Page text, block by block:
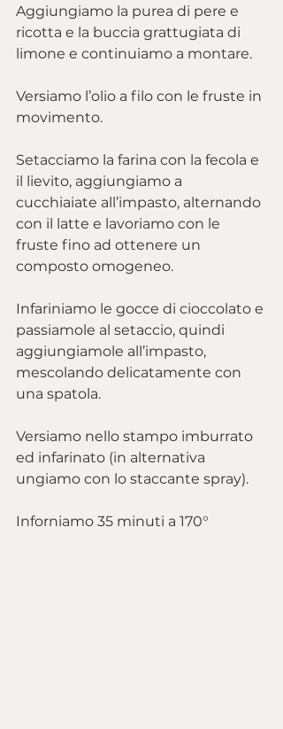
Aggiungiamo la purea di pere e
ricotta e la buccia grattugiata di
limone e continuiamo a montare.
Versiamo l’olio a filo con le fruste in
movimento.
Setacciamo la farina con la fecola e
il lievito, aggiungiamo a
cucchiaiate all’impasto, alternando
con il latte e lavoriamo con le
fruste fino ad ottenere un
composto omogeneo.
Infariniamo le gocce di cioccolato e
passiamole al setaccio, quindi
aggiungiamole all’impasto,
mescolando delicatamente con
una spatola.
Versiamo nello stampo imburrato
ed infarinato (in alternativa
ungiamo con lo staccante spray).
Inforniamo 35 minuti a 170°